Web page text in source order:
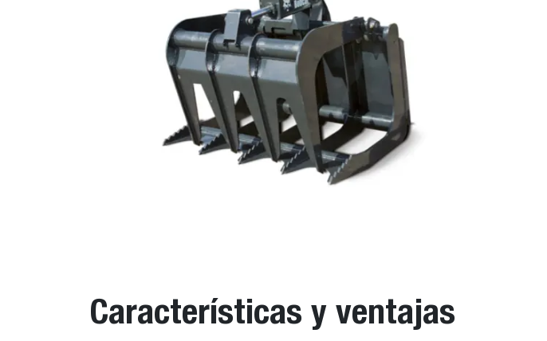
Características y ventajas